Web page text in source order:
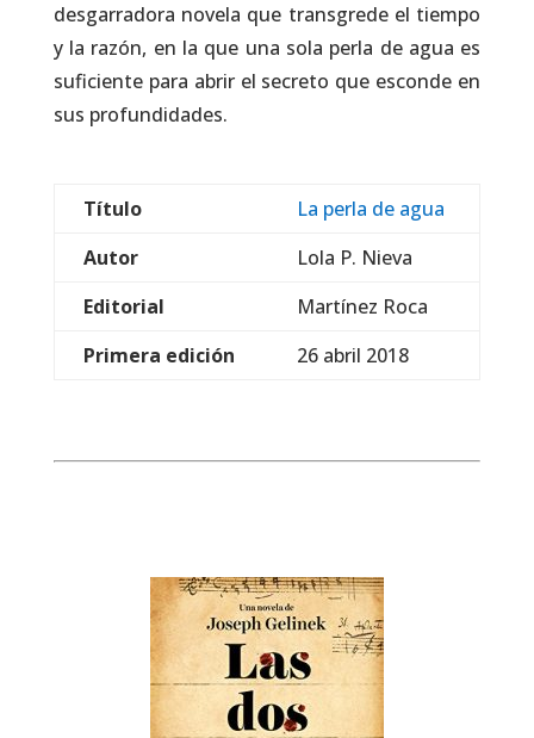
desgarradora novela que transgrede el tiempo
y la razón, en la que una sola perla de agua es
suficiente para abrir el secreto que esconde en
sus profundidades.
Título
La perla de agua
Autor
Lola P. Nieva
Editorial
Martínez Roca
Primera edición
26 abril 2018